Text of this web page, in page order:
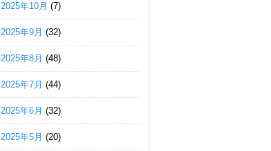
2025年10月 (7)
2025年9月 (32)
2025年8月 (48)
2025年7月 (44)
2025年6月 (32)
2025年5月 (20)